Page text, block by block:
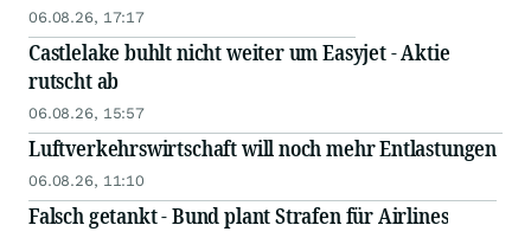
06.08.26, 17:17
Castlelake buhlt nicht weiter um Easyjet - Aktie
rutscht ab
06.08.26, 15:57
Luftverkehrswirtschaft will noch mehr Entlastungen
06.08.26, 11:10
Falsch getankt - Bund plant Strafen für Airlines